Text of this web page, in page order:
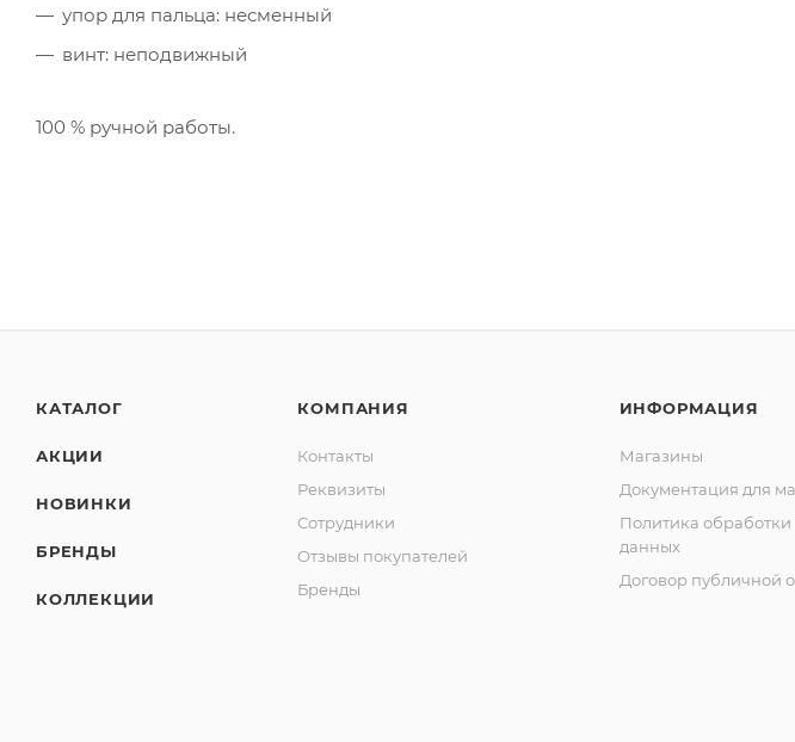
упор для пальца: несменный
винт: неподвижный
100 % ручной работы.
КАТАЛОГ
АКЦИИ
НОВИНКИ
БРЕНДЫ
КОЛЛЕКЦИИ
КОМПАНИЯ
Контакты
Реквизиты
Сотрудники
Отзывы покупателей
Бренды
ИНФОРМАЦИЯ
Магазины
Документация для
Политика
данных
Договор публичной